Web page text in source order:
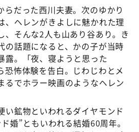
らだった西川夫妻。次のゆかり
、ヘレンがきよしに魅かれた理
、そんな2人も山あり谷あり。き
の話題になると、かの子が当時
露。「夜、寝ようと思った
怖体験を告白。じわじわとメ
るでホラー映画のようなヘレン
い鉱物といわれるダイヤモンド
婚”ともいわれる結婚60周年。